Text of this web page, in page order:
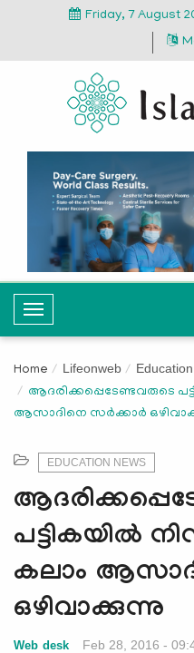
Friday, 7 August
T
o
g
l
e
v
i
g
a
t
i
o
n
Home Lifeonweb Education
ആദരിക്കപ്പെടേണ്ടവരുടെ
ആസാദിനെ സര്‍ക്കാര്‍
EDUCATION NEWS
പട്ടികയില്‍
കലാം
ഒഴിവാക്കുന്നു
Web desk Feb 28, 2016 -